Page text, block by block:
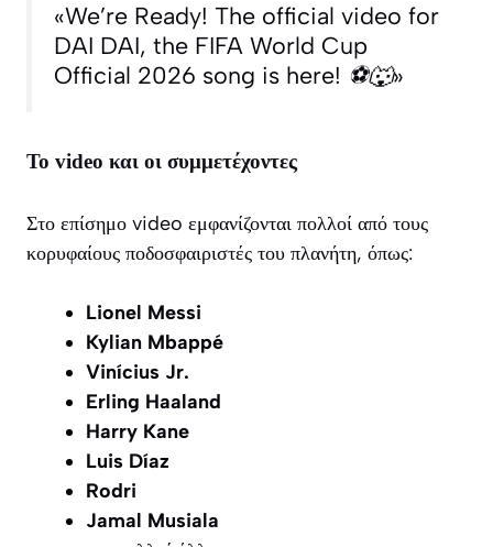
«We’re Ready! The official video for
DAI DAI, the FIFA World Cup
Official 2026 song is here! ⚽🐺»
Το video και οι συμμετέχοντες
Στο επίσημο video εμφανίζονται πολλοί από τους
κορυφαίους ποδοσφαιριστές του πλανήτη, όπως:
Lionel Messi
Kylian Mbappé
Vinícius Jr.
Erling Haaland
Harry Kane
Luis Díaz
Rodri
Jamal Musiala